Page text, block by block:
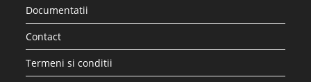
Documentatii
Contact
Termeni si conditii